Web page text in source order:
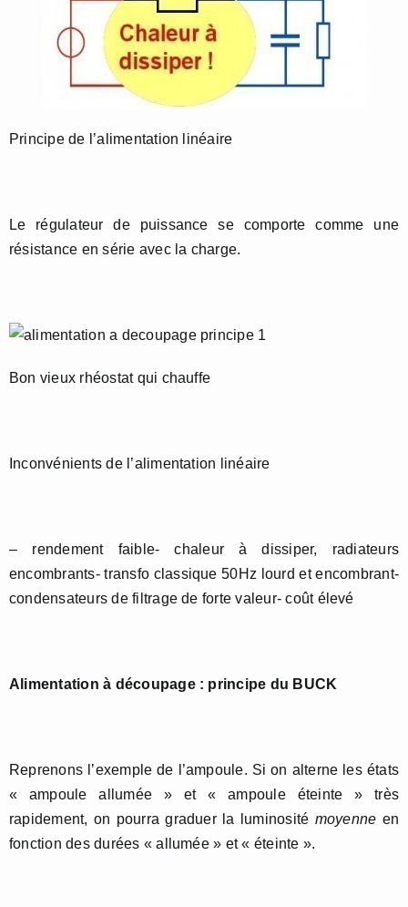
Principe de l’alimentation linéaire
Le régulateur de puissance se comporte comme une
résistance en série avec la charge.
Bon vieux rhéostat qui chauffe
Inconvénients de l’alimentation linéaire
– rendement faible- chaleur à dissiper, radiateurs
encombrants- transfo classique 50Hz lourd et encombrant-
condensateurs de filtrage de forte valeur- coût élevé
Alimentation à découpage : principe du BUCK
Reprenons l’exemple de l’ampoule. Si on alterne les états
« ampoule allumée » et « ampoule éteinte » très
rapidement, on pourra graduer la luminosité moyenne en
fonction des durées « allumée » et « éteinte ».